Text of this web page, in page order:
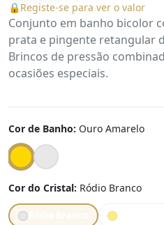
🔒 Registe-se para ver o valor
Conjunto em banho bicolor
prata e pingente retangular
Brincos de pressão
ocasiões especiais.
Cor de Banho: Ouro Amarelo
Cor do Cristal: Ródio Branco